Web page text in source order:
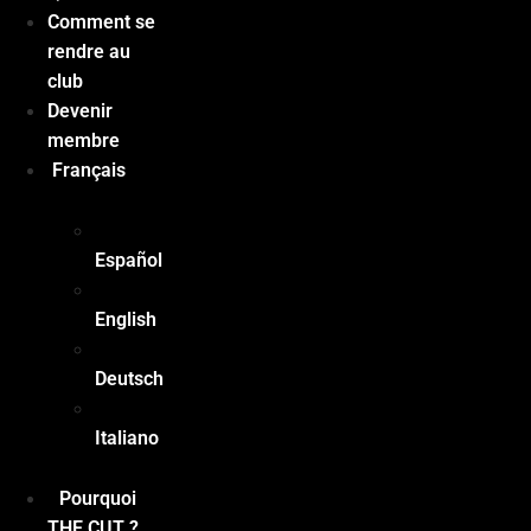
Comment se
rendre au
club
Devenir
membre
Français
Español
English
Deutsch
Italiano
Pourquoi